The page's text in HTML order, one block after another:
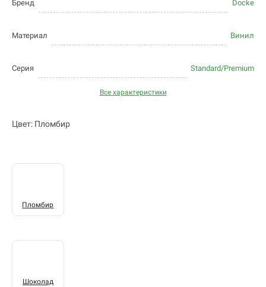
Бренд Docke
Материал Винил
Серия Standard/Premium
Все характеристики
Цвет: Пломбир
Пломбир
Шоколад